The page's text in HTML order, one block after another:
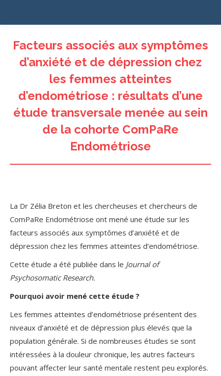
Facteurs associés aux symptômes
d’anxiété et de dépression chez
les femmes atteintes
d’endométriose : résultats d’une
étude transversale menée au sein
de la cohorte ComPaRe
Endométriose
La Dr Zélia Breton et les chercheuses et chercheurs de
ComPaRe Endométriose ont mené une étude sur les
facteurs associés aux symptômes d’anxiété et de
dépression chez les femmes atteintes d’endométriose.
Cette étude a été publiée dans le Journal of
Psychosomatic Research.
Pourquoi avoir mené cette étude ?
Les femmes atteintes d’endométriose présentent des
niveaux d’anxiété et de dépression plus élevés que la
population générale. Si de nombreuses études se sont
intéressées à la douleur chronique, les autres facteurs
pouvant affecter leur santé mentale restent peu explorés.